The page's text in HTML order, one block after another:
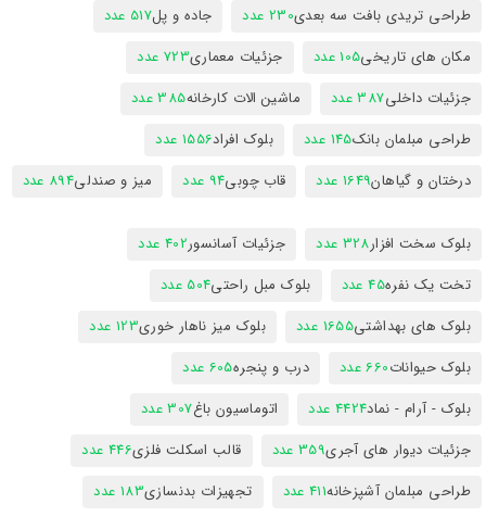
طراحی تریدی بافت سه بعدی230 عدد جاده و پل517 عدد
مکان های تاریخی105 عدد جزئیات معماری723 عدد
جزئیات داخلی387 عدد ماشین الات کارخانه385 عدد
طراحی مبلمان بانک145 عدد بلوک افراد1556 عدد
درختان و گیاهان1649 عدد قاب چوبی94 عدد میز و صندلی894 عدد
بلوک سخت افزار328 عدد جزئیات آسانسور402 عدد
تخت یک نفره45 عدد بلوک مبل راحتی504 عدد
بلوک های بهداشتی1655 عدد بلوک میز ناهار خوری123 عدد
بلوک حیوانات660 عدد درب و پنجره605 عدد
بلوک - آرام - نماد4424 عدد اتوماسیون باغ307 عدد
جزئیات دیوار های آجری359 عدد قالب اسکلت فلزی446 عدد
طراحی مبلمان آشپزخانه411 عدد تجهیزات بدنسازی183 عدد